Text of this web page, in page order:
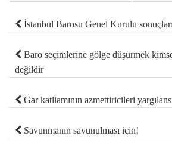
İstanbul Barosu Genel Kurulu
Baro seçimlerine gölge düşürmek
değildir
Gar katliamının azmettiricileri
Savunmanın savunulması için!